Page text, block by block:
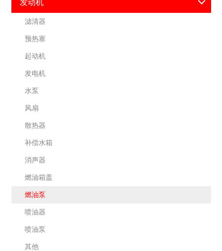
发动机
滤清器
预热塞
起动机
发电机
水泵
风扇
散热器
补偿水箱
消声器
燃油箱盖
燃油泵
喷油器
喷油泵
其他